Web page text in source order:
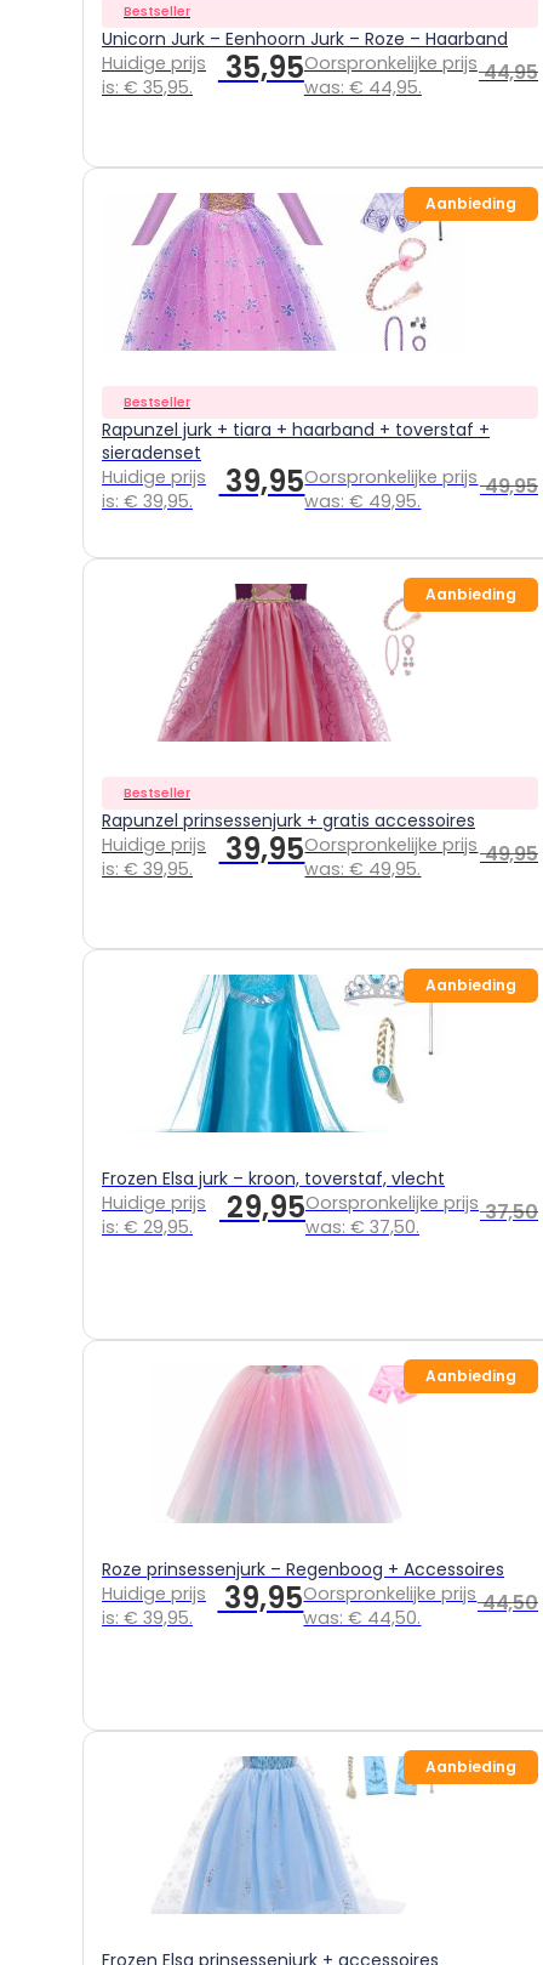
Bestseller
Unicorn Jurk – Eenhoorn Jurk – Roze – Haarband
44,95
Oorspronkelijke prijs
was: € 44,95.
35,95
Huidige prijs
is: € 35,95.
Bestseller
Rapunzel jurk + tiara + haarband + toverstaf +
sieradenset
49,95
Oorspronkelijke prijs
was: € 49,95.
39,95
Huidige prijs
is: € 39,95.
Aanbieding
Bestseller
Rapunzel prinsessenjurk + gratis accessoires
49,95
Oorspronkelijke prijs
was: € 49,95.
39,95
Huidige prijs
is: € 39,95.
Aanbieding
Frozen Elsa jurk – kroon, toverstaf, vlecht
37,50
Oorspronkelijke prijs
was: € 37,50.
29,95
Huidige prijs
is: € 29,95.
Aanbieding
Roze prinsessenjurk – Regenboog + Accessoires
44,50
Oorspronkelijke prijs
was: € 44,50.
39,95
Huidige prijs
is: € 39,95.
Aanbieding
Aanbieding